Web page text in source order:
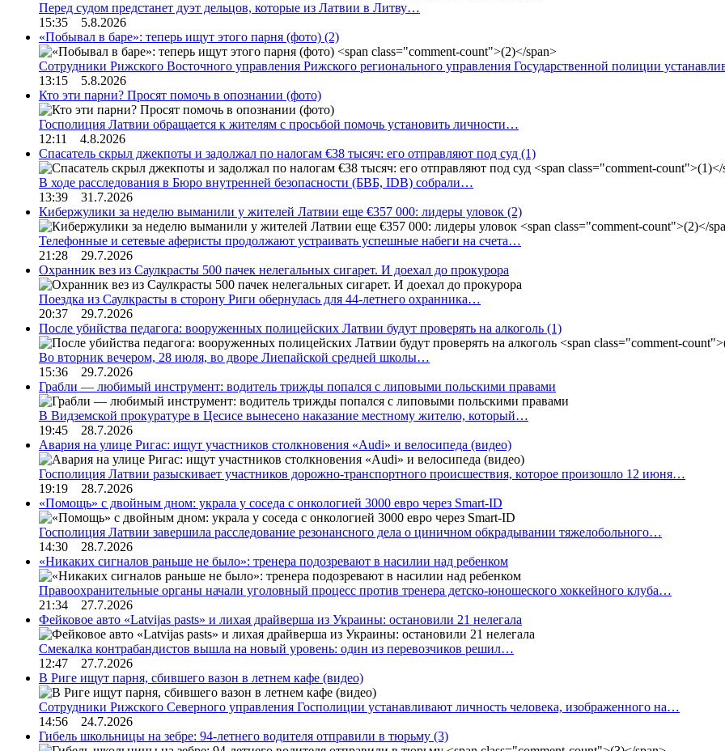
Перед судом предстанет дуэт дельцов, которые из Латвии в Литву…
15:35 5.8.2026
«Побывал в баре»: теперь ищут этого парня (фото) (2)
Сотрудники Рижского Восточного управления Рижского регионального управления Государственной полиции
13:15 5.8.2026
Кто эти парни? Просят помочь в опознании (фото)
Госполиция Латвии обращается к жителям с просьбой помочь установить личности…
12:11 4.8.2026
Спасатель скрыл джекпоты и задолжал по налогам €38 тысяч: его отправляют под суд (1)
В ходе расследования в Бюро внутренней безопасности (БВБ, IDB) собрали…
13:39 31.7.2026
Кибержулики за неделю выманили у жителей Латвии еще €357 000: лидеры уловок (2)
Телефонные и сетевые аферисты продолжают устраивать успешные набеги на счета…
21:28 29.7.2026
Охранник вез из Саулкрасты 500 пачек нелегальных сигарет. И доехал до прокурора
Поездка из Саулкрасты в сторону Риги обернулась для 44-летнего охранника…
20:37 29.7.2026
После убийства педагога: вооруженных полицейских Латвии будут проверять на алкоголь (1)
Во вторник вечером, 28 июля, во дворе Лиепайской средней школы…
15:36 29.7.2026
Грабли — любимый инструмент: водитель трижды попался с липовыми польскими правами
В Видземской прокуратуре в Цесисе вынесено наказание местному жителю, который…
19:45 28.7.2026
Авария на улице Ригас: ищут участников столкновения «Audi» и велосипеда (видео)
Госполиция Латвии разыскивает участников дорожно-транспортного происшествия, которое произошло 12 июня…
19:19 28.7.2026
«Помощь» с двойным дном: украла у соседа с онкологией 3000 евро через Smart-ID
Госполиция Латвии завершила расследование резонансного дела о циничном обкрадывании тяжелобольного…
14:30 28.7.2026
«Никаких сигналов раньше не было»: тренера подозревают в насилии над ребенком
Правоохранительные органы начали уголовный процесс против тренера детско-юношеского хоккейного клуба…
21:34 27.7.2026
Фейковое авто «Latvijas pasts» и лихая драйверша из Украины: остановили 21 нелегала
Смекалка контрабандистов вышла на новый уровень: один из перевозчиков решил…
12:47 27.7.2026
В Риге ищут парня, сбившего вазон в летнем кафе (видео)
Сотрудники Рижского Северного управления Госполиции устанавливают личность человека, изображенного на…
14:56 24.7.2026
Гибель школьницы на зебре: 94-летнего водителя отправили в тюрьму (3)